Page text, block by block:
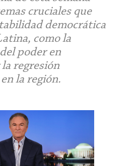
cruciales que
democrática
como la
poder en
regresión
la región.